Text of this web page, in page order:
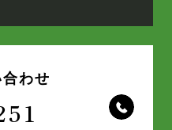
わせ